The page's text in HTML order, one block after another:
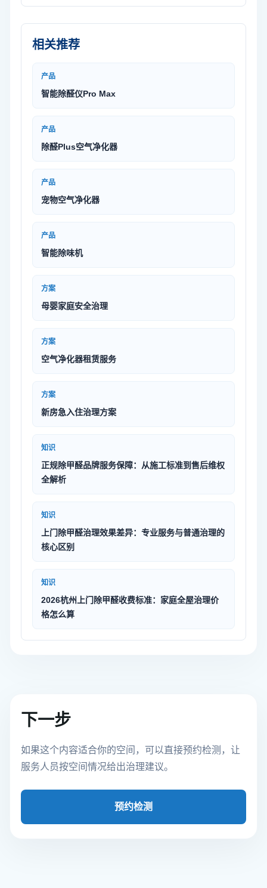
相关推荐
产品
智能除醛仪Pro Max
产品
除醛Plus空气净化器
产品
宠物空气净化器
产品
智能除味机
方案
母婴家庭安全治理
方案
空气净化器租赁服务
方案
新房急入住治理方案
知识
正规除甲醛品牌服务保障：从施工标准到售后维权
全解析
知识
上门除甲醛治理效果差异：专业服务与普通治理的
核心区别
知识
2026杭州上门除甲醛收费标准：家庭全屋治理价
格怎么算
下一步
如果这个内容适合你的空间，可以直接预约检测，让
服务人员按空间情况给出治理建议。
预约检测